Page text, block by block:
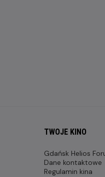
TWOJE KINO
Gdańsk Helios
Dane kontaktowe
Regulamin kina